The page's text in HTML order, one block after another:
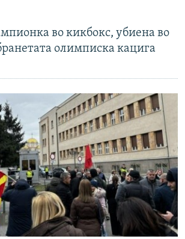
во кикбокс, убиена во
олимписка кацига